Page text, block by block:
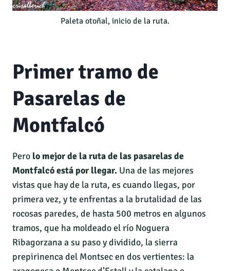
Paleta otoñal, inicio de la ruta.
Primer tramo de
Pasarelas de
Montfalcó
Pero lo mejor de la ruta de las pasarelas de
Montfalcó está por llegar. Una de las mejores
vistas que hay de la ruta, es cuando llegas, por
primera vez, y te enfrentas a la brutalidad de las
rocosas paredes, de hasta 500 metros en algunos
tramos, que ha moldeado el río Noguera
Ribagorzana a su paso y dividido, la sierra
prepirinenca del Montsec en dos vertientes: la